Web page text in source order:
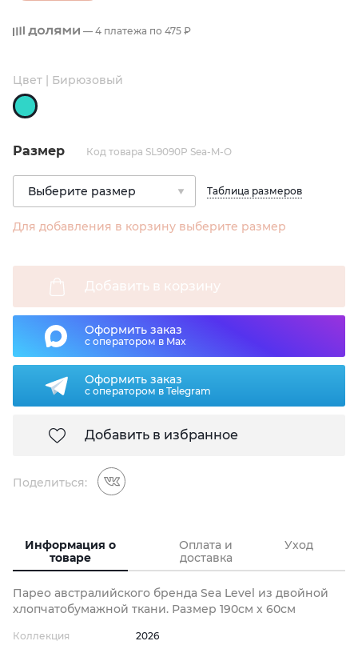
— 4 платежа по 475 ₽
Цвет | Бирюзовый
Размер Код товара SL9090P Sea-M-O
Таблица размеров
Для добавления в корзину выберите размер
Добавить в корзину
Оформить заказ
с оператором в Max
Оформить заказ
с оператором в Telegram
Добавить в избранное
Поделиться:
Информация о
товаре
Оплата и
доставка
Уход
Парео австралийского бренда Sea Level из двойной
хлопчатобумажной ткани. Размер 190см х 60см
Коллекция
2026